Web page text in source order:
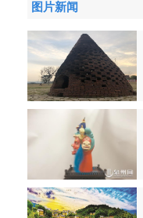
图片新闻